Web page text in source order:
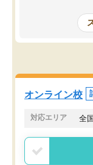
安も気軽に話せ
についたと感じ
ットで質問でき
人では迷いがち
後まで続けられ
だと思います。
オンライン校
対応エリア 全国